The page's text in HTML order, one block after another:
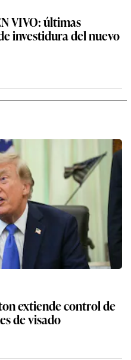
VIVO: últimas
investidura del nuevo
extiende control de
de visado